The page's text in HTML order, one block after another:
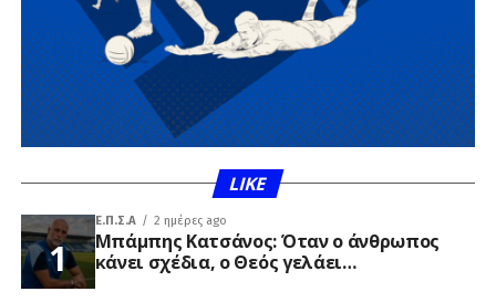
LIKE
Ε.Π.Σ.Α 2 ημέρες ago
Μπάμπης Κατσάνος: Όταν ο άνθρωπος
κάνει σχέδια, ο Θεός γελάει…